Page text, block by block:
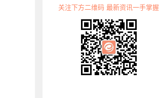
关注下方二维码 最新资讯一手掌握